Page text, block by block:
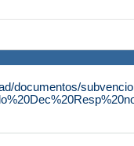
documentos/